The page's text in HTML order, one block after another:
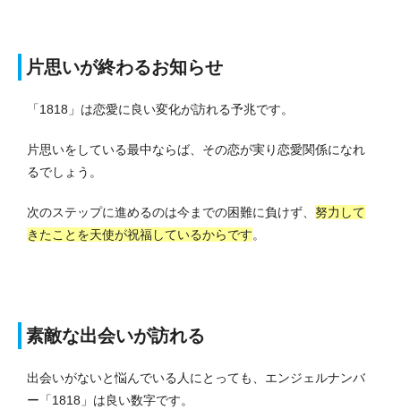
片思いが終わるお知らせ
「1818」は恋愛に良い変化が訪れる予兆です。
片思いをしている最中ならば、その恋が実り恋愛関係になれ
るでしょう。
次のステップに進めるのは今までの困難に負けず、 努力して
きたことを天使が祝福しているからです。
素敵な出会いが訪れる
出会いがないと悩んでいる人にとっても、エンジェルナンバ
ー「1818」は良い数字です。